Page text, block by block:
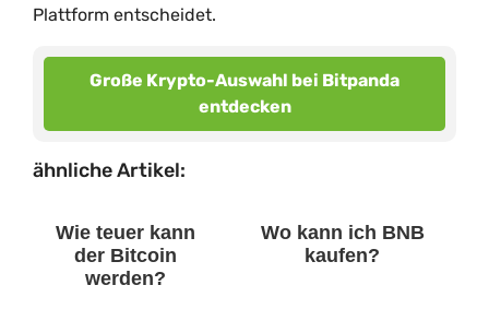
Plattform entscheidet.
Große Krypto-Auswahl bei Bitpanda
entdecken
ähnliche Artikel:
Wie teuer kann
der Bitcoin
werden?
Wo kann ich BNB
kaufen?